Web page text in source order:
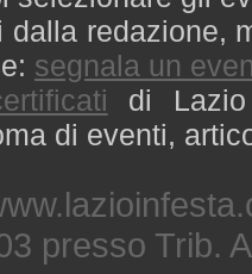
redazione,
segnala un
di
di eventi,
presso Trib.